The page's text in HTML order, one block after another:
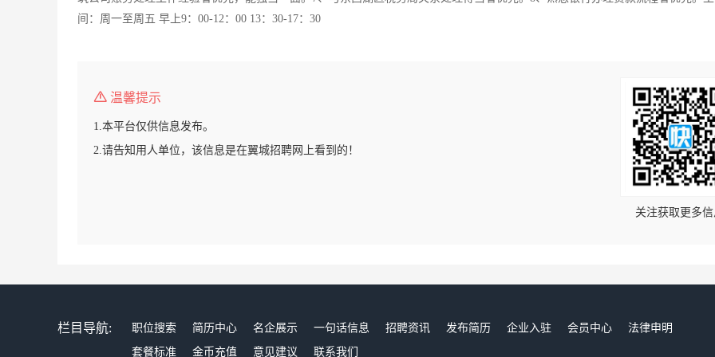
间：周一至周五 早上9：00-12：00 13：30-17：30
温馨提示
1.本平台仅供信息发布。
2.请告知用人单位，该信息是在翼城招聘网上看到的！
关注获取更多
栏目导航: 职位搜索 简历中心 名企展示 一句话信息 招聘资讯 发布简历 企业入驻 会员中心
法律申明
套餐标准
金币充值 意见建议 联系我们